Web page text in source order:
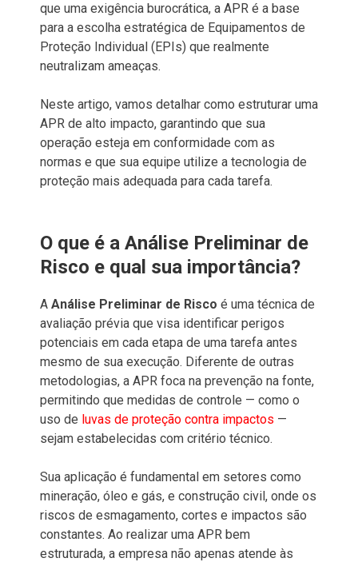
que uma exigência burocrática, a APR é a base
para a escolha estratégica de Equipamentos de
Proteção Individual (EPIs) que realmente
neutralizam ameaças.
Neste artigo, vamos detalhar como estruturar uma
APR de alto impacto, garantindo que sua
operação esteja em conformidade com as
normas e que sua equipe utilize a tecnologia de
proteção mais adequada para cada tarefa.
O que é a Análise Preliminar de
Risco e qual sua importância?
A Análise Preliminar de Risco é uma técnica de
avaliação prévia que visa identificar perigos
potenciais em cada etapa de uma tarefa antes
mesmo de sua execução. Diferente de outras
metodologias, a APR foca na prevenção na fonte,
permitindo que medidas de controle — como o
uso de luvas de proteção contra impactos —
sejam estabelecidas com critério técnico.
Sua aplicação é fundamental em setores como
mineração, óleo e gás, e construção civil, onde os
riscos de esmagamento, cortes e impactos são
constantes. Ao realizar uma APR bem
estruturada, a empresa não apenas atende às